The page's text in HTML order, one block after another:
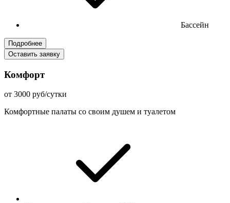
Бассейн
Подробнее
Оставить заявку
Комфорт
от 3000 руб/сутки
Комфортные палаты со своим душем и туалетом